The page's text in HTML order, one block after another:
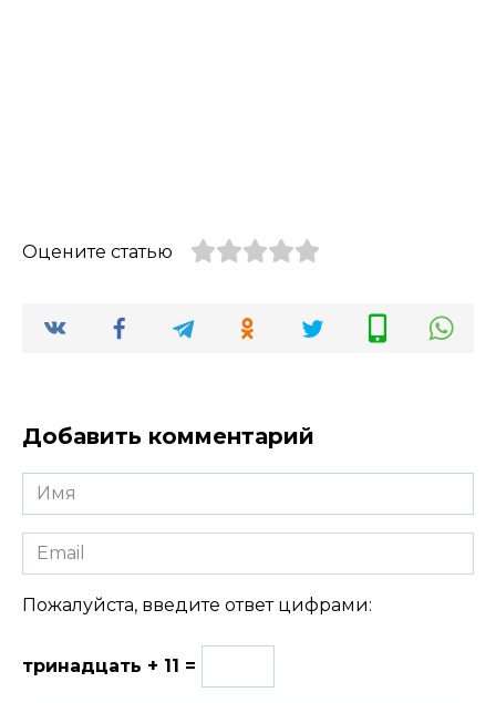
Оцените статью
Добавить комментарий
Имя
Email
Пожалуйста, введите ответ цифрами:
тринадцать + 11 =